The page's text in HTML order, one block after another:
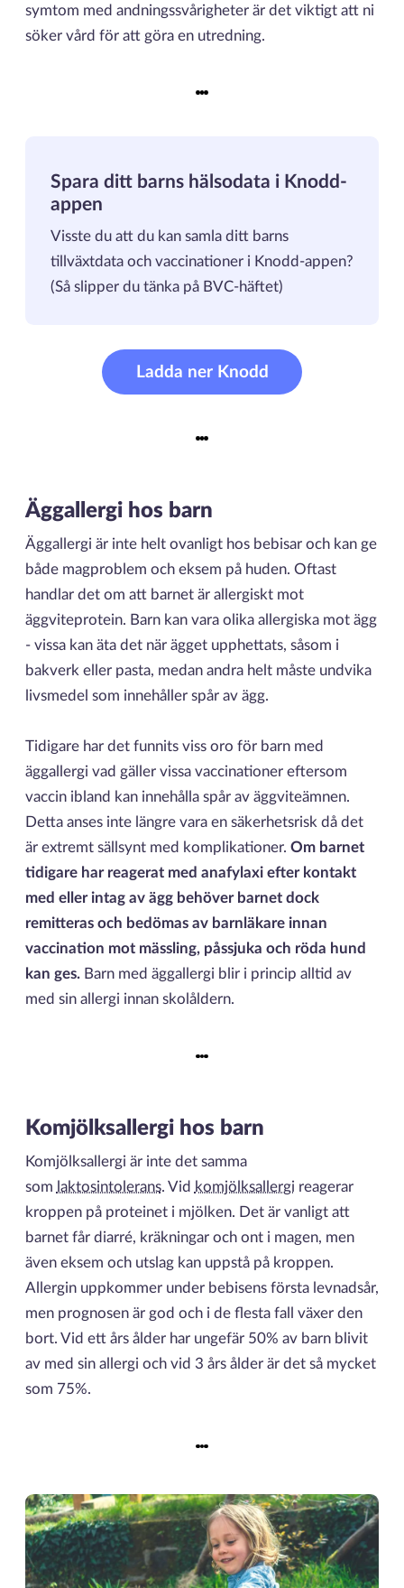
symtom med andningssvårigheter är det viktigt att ni
söker vård för att göra en utredning.
Spara ditt barns hälsodata i Knodd-
appen
Visste du att du kan samla ditt barns
tillväxtdata och vaccinationer i Knodd-appen?
(Så slipper du tänka på BVC-häftet)
Ladda ner Knodd
Äggallergi hos barn
Äggallergi är inte helt ovanligt hos bebisar och kan ge
både magproblem och eksem på huden. Oftast
handlar det om att barnet är allergiskt mot
äggviteprotein. Barn kan vara olika allergiska mot ägg
- vissa kan äta det när ägget upphettats, såsom i
bakverk eller pasta, medan andra helt måste undvika
livsmedel som innehåller spår av ägg.
Tidigare har det funnits viss oro för barn med
äggallergi vad gäller vissa vaccinationer eftersom
vaccin ibland kan innehålla spår av äggviteämnen.
Detta anses inte längre vara en säkerhetsrisk då det
är extremt sällsynt med komplikationer. Om barnet
tidigare har reagerat med anafylaxi efter kontakt
med eller intag av ägg behöver barnet dock
remitteras och bedömas av barnläkare innan
vaccination mot mässling, påssjuka och röda hund
kan ges.Barn med äggallergi blir i princip alltid av
med sin allergi innan skolåldern.
Komjölksallergi hos barn
Komjölksallergi är inte det samma
som laktosintolerans. Vid komjölksallergi reagerar
kroppen på proteinet i mjölken. Det är vanligt att
barnet får diarré, kräkningar och ont i magen, men
även eksem och utslag kan uppstå på kroppen.
Allergin uppkommer under bebisens första levnadsår,
men prognosen är god och i de flesta fall växer den
bort. Vid ett års ålder har ungefär 50% av barn blivit
av med sin allergi och vid 3 års ålder är det så mycket
som 75%.